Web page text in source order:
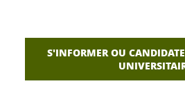
S'INFORMER OU